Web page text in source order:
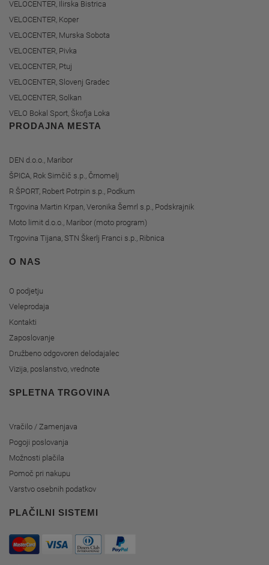
VELOCENTER, Ilirska Bistrica
VELOCENTER, Koper
VELOCENTER, Murska Sobota
VELOCENTER, Pivka
VELOCENTER, Ptuj
VELOCENTER, Slovenj Gradec
VELOCENTER, Solkan
VELO Bokal Sport, Škofja Loka
PRODAJNA MESTA
DEN d.o.o., Maribor
ŠPICA, Rok Simčič s.p., Črnomelj
R ŠPORT, Robert Potrpin s.p., Podkum
Trgovina Martin Krpan, Veronika Šemrl s.p., Podskrajnik
Moto limit d.o.o., Maribor (moto program)
Trgovina Tijana, STN Škerlj Franci s.p., Ribnica
O NAS
O podjetju
Veleprodaja
Kontakti
Zaposlovanje
Družbeno odgovoren delodajalec
Vizija, poslanstvo, vrednote
SPLETNA TRGOVINA
Vračilo / Zamenjava
Pogoji poslovanja
Možnosti plačila
Pomoč pri nakupu
Varstvo osebnih podatkov
PLAČILNI SISTEMI